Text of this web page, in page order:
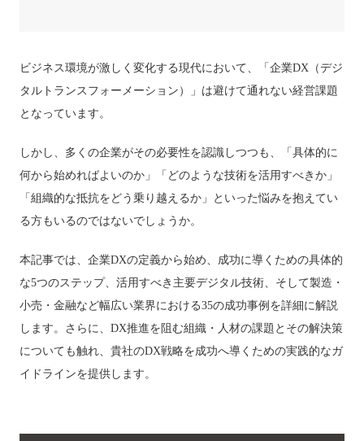
ビジネス環境が激しく変化する現代において、「企業DX（デジ
タルトランスフォーメーション）」は避けて通れない経営課題
となっています。
しかし、多くの企業がその必要性を認識しつつも、「具体的に
何から始めればよいのか」「どのような技術を活用すべきか」
「組織的な抵抗をどう乗り越えるか」といった悩みを抱えてい
る方もいるのではないでしょうか。
本記事では、企業DXの定義から始め、成功に導くための具体的
な5つのステップ、活用すべき主要デジタル技術、そして製造・
小売・金融など幅広い業界における35の成功事例を詳細に解説
します。さらに、DX推進を阻む組織・人材の課題とその解決策
についても触れ、貴社のDX戦略を成功へ導くための実践的なガ
イドラインを提供します。